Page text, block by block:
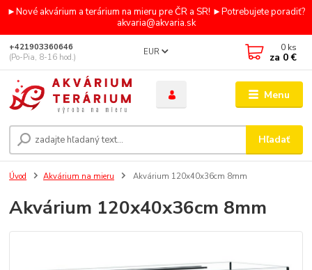
►Nové akvárium a terárium na mieru pre ČR a SR! ►Potrebujete poradiť?
akvaria@akvaria.sk
Menu
EUR
Hľadať
+421903360646
(Po-Pia, 8-16 hod.)
0 ks
za 0 €
Úvod Akvárium na mieru Akvárium 120x40x36cm 8mm
Akvárium 120x40x36cm 8mm